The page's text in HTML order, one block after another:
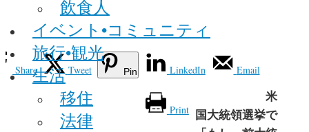
飲食人
イベント•コミュニティ
旅行•観光
生活
移住
法律
Share Tweet Pin LinkedIn Email
Print
米
国大統領選挙で